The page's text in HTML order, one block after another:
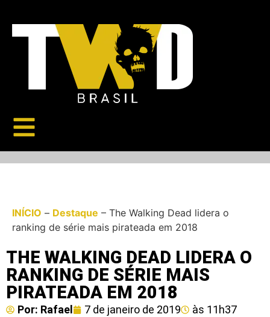
INÍCIO – Destaque – The Walking Dead lidera o
ranking de série mais pirateada em 2018
THE WALKING DEAD LIDERA O
RANKING DE SÉRIE MAIS
PIRATEADA EM 2018
Por: Rafael 7 de janeiro de 2019 às 11h37